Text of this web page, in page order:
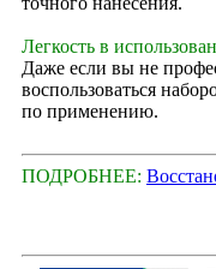
Легкость в
Даже если вы не
воспользоваться
по применению.
ПОДРОБНЕЕ: